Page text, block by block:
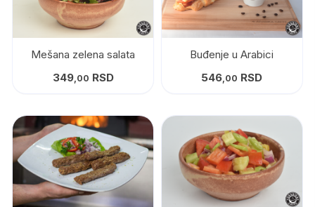
Mešana zelena salata
349,00 RSD
Buđenje u Arabici
546 ,00 RSD